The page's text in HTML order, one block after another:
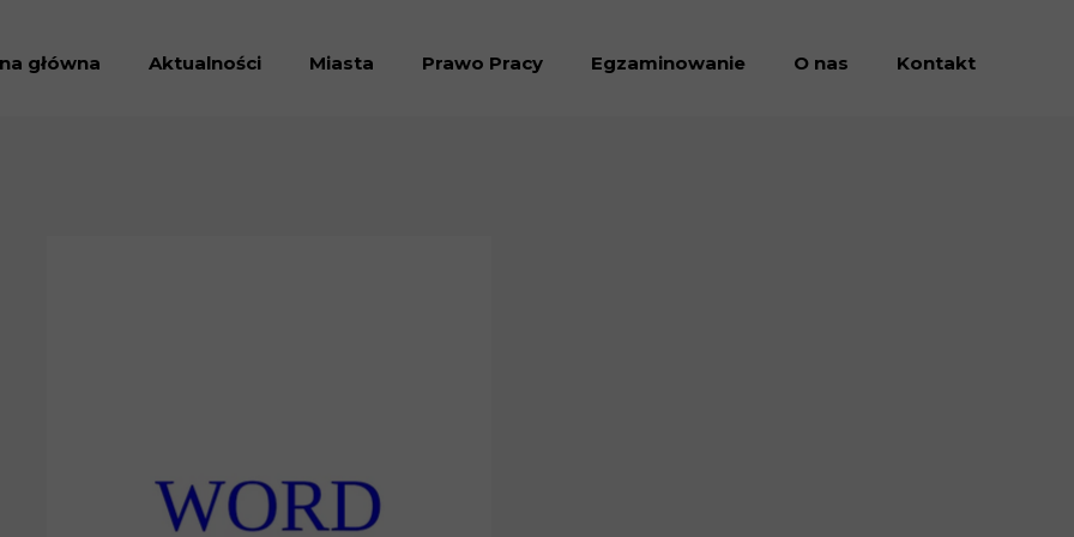
główna Aktualności Miasta Prawo Pracy Egzaminowanie O nas Kontakt